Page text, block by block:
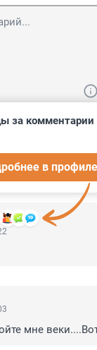
за комментарии
в профиле
мне